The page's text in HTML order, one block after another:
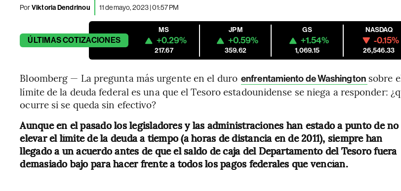
PorViktoria Dendrinou 11 de mayo, 2023 | 01:57 PM
ÚLTIMASCOTIZACIONES
MS
+0.29%
217.67
JPM
+0.59%
359.62
GS
+1.54%
1,069.15
NASDAQ
-0.15%
26,546.33
Bloomberg — La pregunta más urgente en el duro enfrentamiento de Washington sobre
límite de la deuda federal es una que el Tesoro estadounidense se niega a responder:
ocurre si se queda sin efectivo?
Aunque en el pasado los legisladores y las administraciones han estado a punto de no
elevar el límite de la deuda a tiempo (a horas de distancia en de 2011), siempre han
llegado a un acuerdo antes de que el saldo de caja del Departamento del Tesoro fuera
demasiado bajo para hacer frente a todos los pagos federales que vencían.